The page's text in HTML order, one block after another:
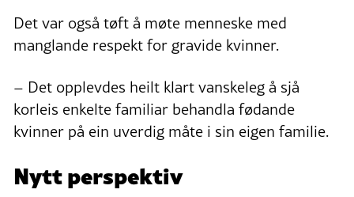
Det var også tøft å møte menneske med
manglande respekt for gravide kvinner.
– Det opplevdes heilt klart vanskeleg å sjå
korleis enkelte familiar behandla fødande
kvinner på ein uverdig måte i sin eigen familie.
Nytt perspektiv